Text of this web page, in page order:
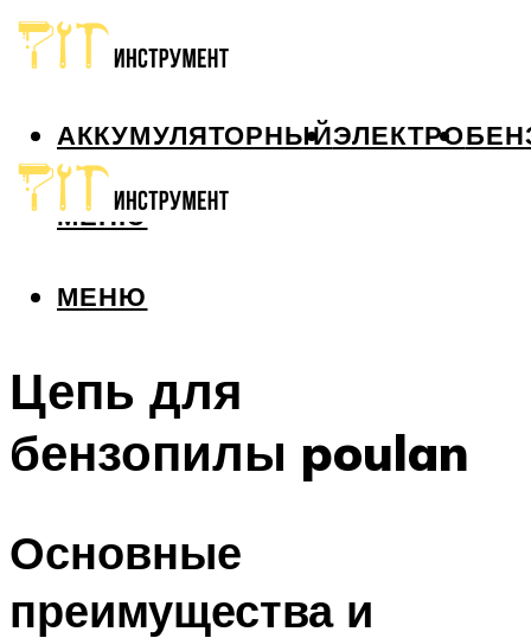
АККУМУЛЯТОРНЫЙЭЛЕКТРО
МЕНЮ
МЕНЮ
Цепь для
бензопилы poulan
Основные
преимущества и